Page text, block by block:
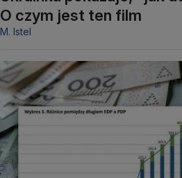
O czym jest ten film
M. Istel